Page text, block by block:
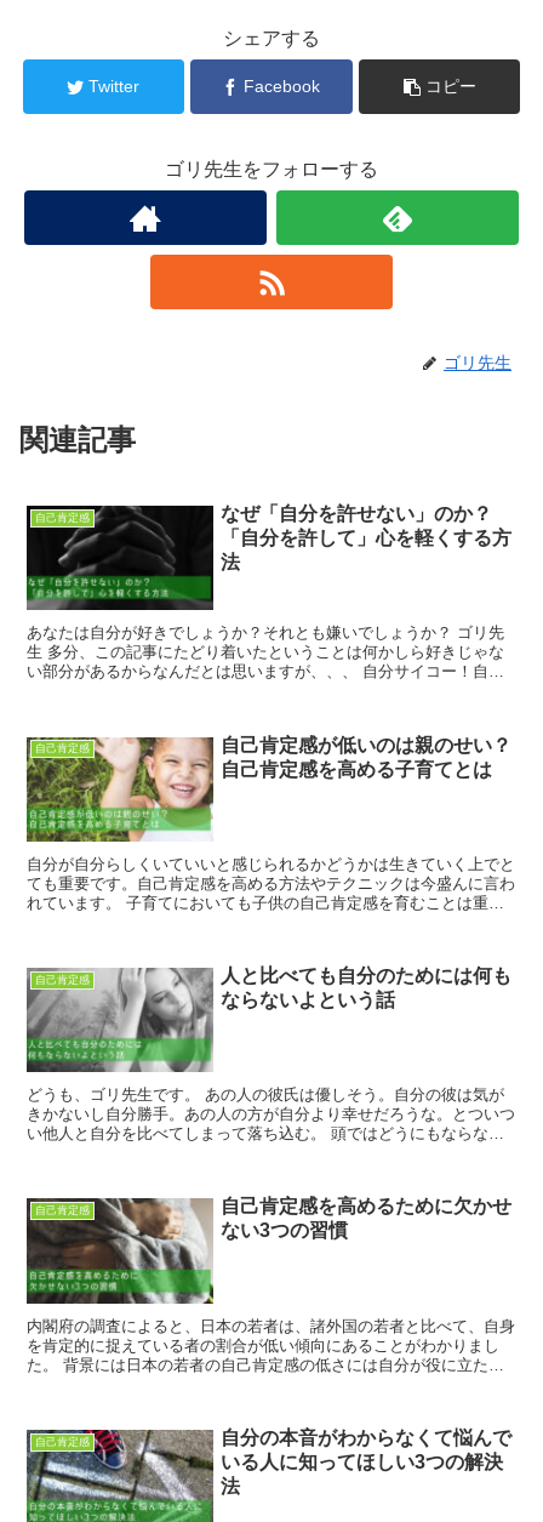
シェアする
Twitter Facebook コピー
ゴリ先生をフォローする
ゴリ先生
関連記事
自己肯定感
なぜ「自分を許せない」のか？
「自分を許して」心を軽くする方
法
あなたは自分が好きでしょうか？それとも嫌いでしょうか？ ゴリ先
生 多分、この記事にたどり着いたということは何かしら好きじゃな
い部分があるからなんだとは思いますが、、、 自分サイコー！自分
自己肯定感
自己肯定感が低いのは親のせい？
自己肯定感を高める子育てとは
自分が自分らしくいていいと感じられるかどうかは生きていく上でと
ても重要です。自己肯定感を高める方法やテクニックは今盛んに言わ
れています。 子育てにおいても子供の自己肯定感を育むことは重要
自己肯定感
人と比べても自分のためには何も
ならないよという話
どうも、ゴリ先生です。 あの人の彼氏は優しそう。自分の彼は気が
きかないし自分勝手。あの人の方が自分より幸せだろうな。とついつ
い他人と自分を比べてしまって落ち込む。 頭ではどうにもならない
自己肯定感
自己肯定感を高めるために欠かせ
ない3つの習慣
内閣府の調査によると、日本の若者は、諸外国の若者と比べて、自身
を肯定的に捉えている者の割合が低い傾向にあることがわかりまし
た。 背景には日本の若者の自己肯定感の低さには自分が役に立たな
自己肯定感
自分の本音がわからなくて悩んで
いる人に知ってほしい3つの解決
法